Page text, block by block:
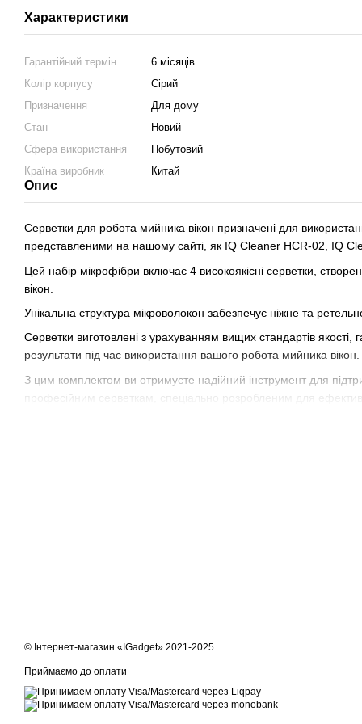
Характеристики
Гарантійний термін
6 місяців
Колір корпусу
Сірий
Призначення
Для дому
Стан
Новий
Сфера використання
Побутовий
Країна виробник
Китай
Опис
Серветки для робота мийника вікон призначені для
представленими на нашому сайті, як IQ Cleaner HCR-02, IQ
Цей набір мікрофібри включає 4 високоякісні серветки,
вікон.
Унікальна структура мікроволокон забезпечує ніжне та
Серветки виготовлені з урахуванням вищих стандартів
результати під час використання вашого робота мийника вікон.
З цим комплектом ви отримуєте надійний інструмент для
професійним серветкам, спеціально розробленим для
© Інтернет-магазин «IGadget» 2021-2025
Приймаємо до оплати